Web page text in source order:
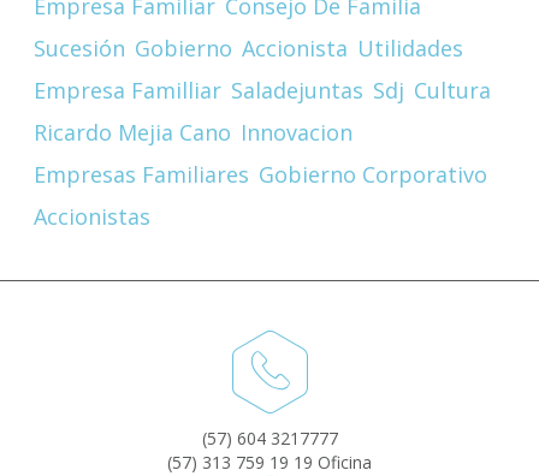
Empresa Familiar Consejo De Familia
Sucesión Gobierno Accionista Utilidades
Empresa Familliar Saladejuntas Sdj Cultura
Ricardo Mejia Cano Innovacion
Empresas Familiares Gobierno Corporativo
Accionistas
(57) 604 3217777
(57) 313 759 19 19 Oficina